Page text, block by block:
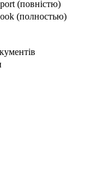
(повністю)
(полностью)